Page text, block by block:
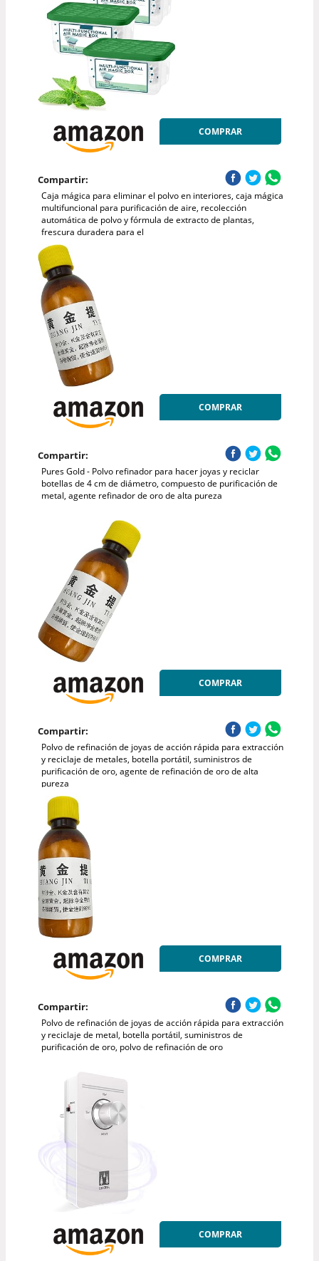
COMPRAR
Compartir:
Caja mágica para eliminar el polvo en interiores, caja mágica
multifuncional para purificación de aire, recolección
automática de polvo y fórmula de extracto de plantas,
frescura duradera para el
COMPRAR
Compartir:
Pures Gold - Polvo refinador para hacer joyas y reciclar
botellas de 4 cm de diámetro, compuesto de purificación de
metal, agente refinador de oro de alta pureza
COMPRAR
Compartir:
Polvo de refinación de joyas de acción rápida para extracción
y reciclaje de metales, botella portátil, suministros de
purificación de oro, agente de refinación de oro de alta
pureza
COMPRAR
Compartir:
Polvo de refinación de joyas de acción rápida para extracción
y reciclaje de metal, botella portátil, suministros de
purificación de oro, polvo de refinación de oro
COMPRAR